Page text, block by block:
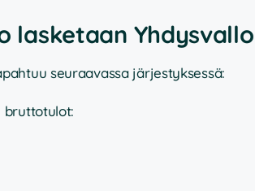
lasketaan
seuraavassa järjestyksessä:
bruttotulot: